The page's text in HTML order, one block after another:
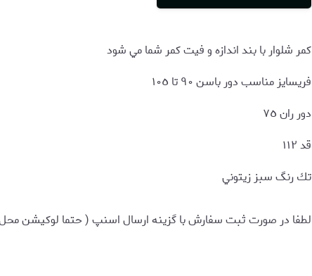
كمر شلوار با بند اندازه و فيت كمر شما مي شود
فريسايز مناسب دور باسن ٩٠ تا ١٠٥
دور ران ٧٥
قد ١١٢
تك رنگ سبز زيتوني
لطفا در صورت ثبت سفارش با گزینه ارسال اسنپ ( حتما لوکیشن محل